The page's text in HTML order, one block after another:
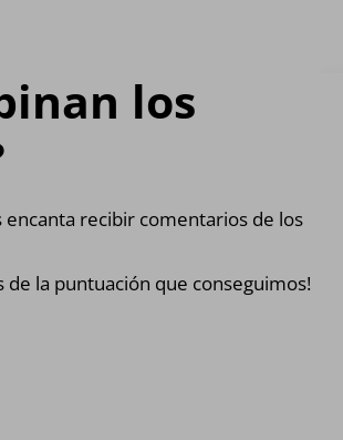
los
encanta recibir comentarios de los
de la puntuación que conseguimos!